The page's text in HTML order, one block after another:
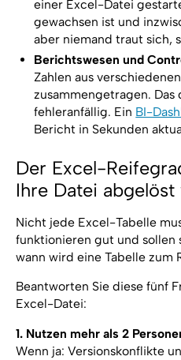
einer Excel-Datei
gewachsen ist und
aber niemand traut sich,
Berichtswesen und
Zahlen aus
zusammengetragen. Das
fehleranfällig. Ein BI-
Bericht in Sekunden
Der Excel-
Ihre Datei abgelöst
Nicht jede Excel-Tabelle
funktionieren gut und sollen
wann wird eine Tabelle zum
Beantworten Sie diese fünf
Excel-Datei:
1. Nutzen mehr als 2
Wenn ja: Versionskonflikte